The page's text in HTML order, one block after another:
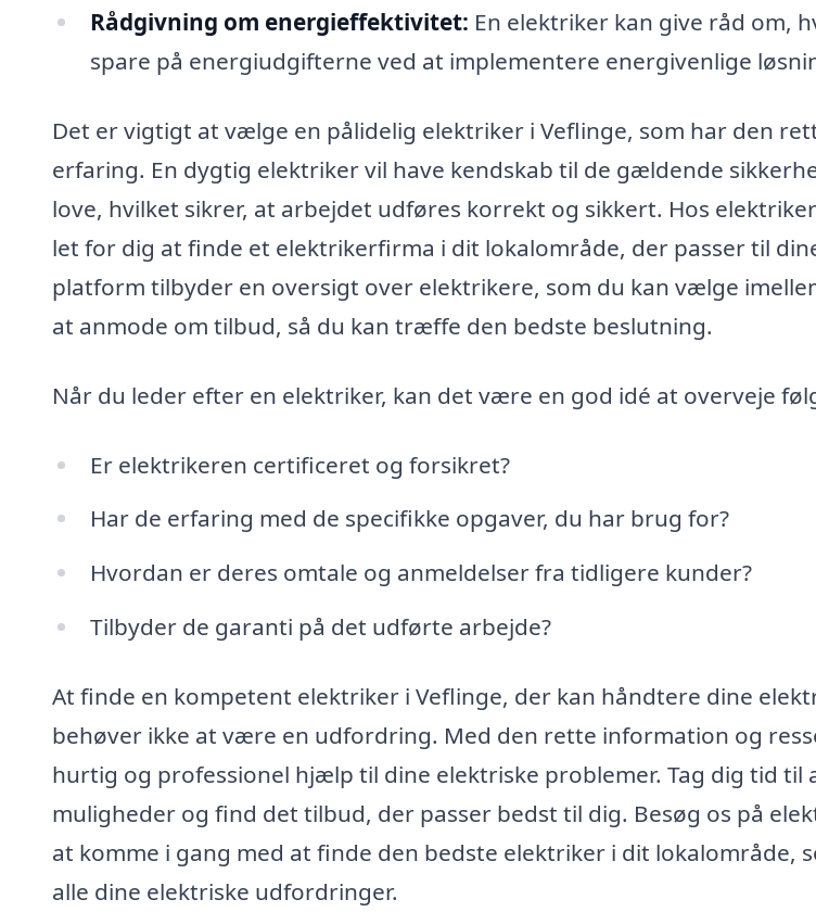
Rådgivning om energieffektivitet: En elektriker kan give råd om,
spare på energiudgifterne ved at implementere energivenlige
Det er vigtigt at vælge en pålidelig elektriker i Veflinge, som har den
erfaring. En dygtig elektriker vil have kendskab til de gældende
love, hvilket sikrer, at arbejdet udføres korrekt og sikkert. Hos
let for dig at finde et elektrikerfirma i dit lokalområde, der passer til
platform tilbyder en oversigt over elektrikere, som du kan vælge
at anmode om tilbud, så du kan træffe den bedste beslutning.
Når du leder efter en elektriker, kan det være en god idé at overveje
Er elektrikeren certificeret og forsikret?
Har de erfaring med de specifikke opgaver, du har brug for?
Hvordan er deres omtale og anmeldelser fra tidligere kunder?
Tilbyder de garanti på det udførte arbejde?
At finde en kompetent elektriker i Veflinge, der kan håndtere dine
behøver ikke at være en udfordring. Med den rette information og
hurtig og professionel hjælp til dine elektriske problemer. Tag dig tid til
muligheder og find det tilbud, der passer bedst til dig. Besøg os på
at komme i gang med at finde den bedste elektriker i dit lokalområde,
alle dine elektriske udfordringer.